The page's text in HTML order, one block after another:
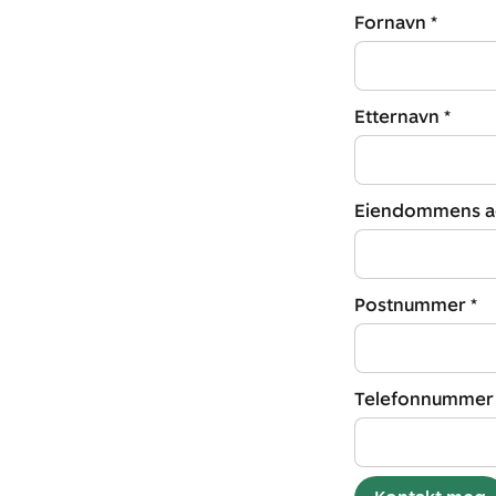
Fornavn *
Etternavn *
Eiendommens
Postnummer *
Telefonnummer